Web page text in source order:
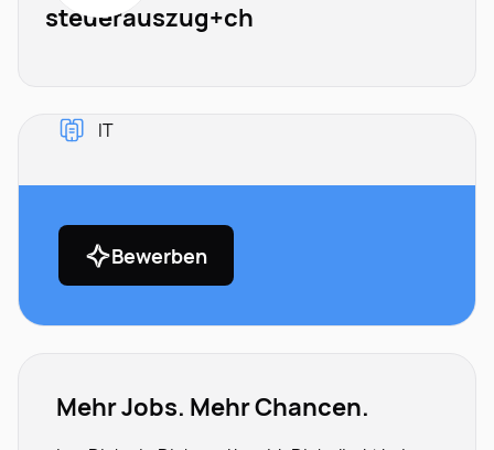
steuerauszug+ch
IT
Bewerben
Mehr Jobs. Mehr Chancen.